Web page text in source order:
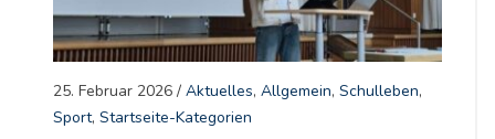
25. Februar 2026/ Aktuelles, Allgemein, Schulleben,
Sport, Startseite-Kategorien